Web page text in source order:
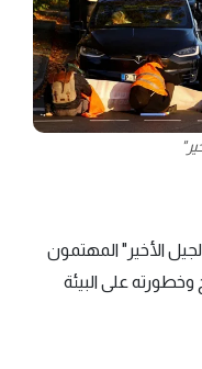
الأخير" المهتمون
وخطورته على البيئة